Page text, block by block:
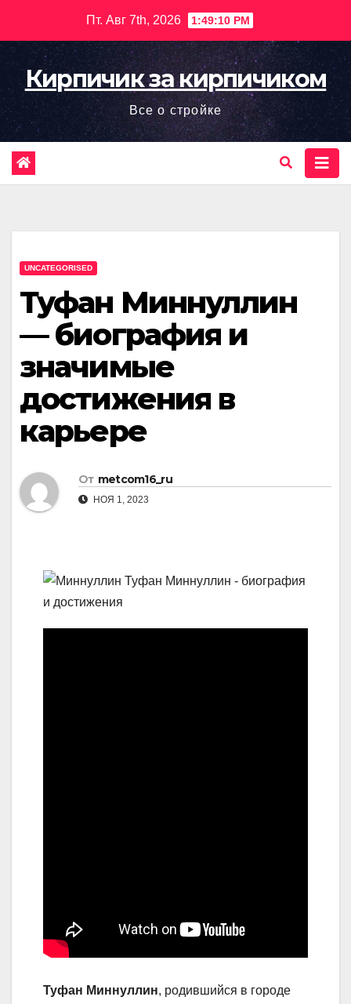
содержимому
Пт. Авг 7th, 2026 1:49:11 PM
Кирпичик за кирпичиком
Все о стройке
UNCATEGORISED
Туфан Миннуллин
— биография и
значимые
достижения в
карьере
От metcom16_ru
НОЯ 1, 2023
Туфан Миннуллин, родившийся в городе